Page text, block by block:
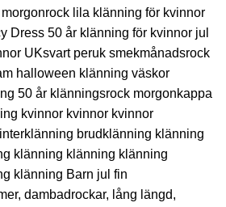
lila klänning för kvinnor
Dress 50 år klänning för kvinnor jul
UKsvart peruk smekmånadsrock
halloween klänning väskor
50 år klänningsrock morgonkappa
kvinnor kvinnor kvinnor
brudklänning klänning
klänning klänning klänning
klänning Barn jul fin
dambadrockar, lång längd,